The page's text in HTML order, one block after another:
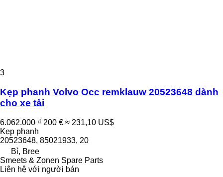
3
Kẹp phanh Volvo Occ remklauw 20523648 dành
cho xe tải
6.062.000 ₫ 200 € ≈ 231,10 US$
Kẹp phanh
20523648, 85021933, 20
Bỉ, Bree
Smeets & Zonen Spare Parts
Liên hệ với người bán